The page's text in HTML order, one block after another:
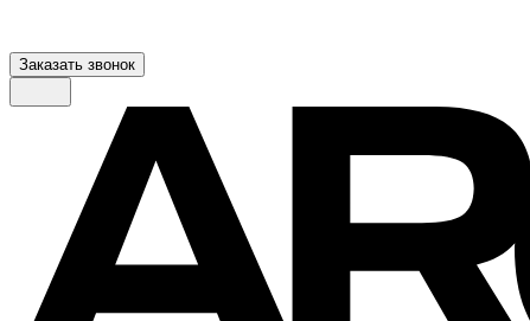
Заказать звонок